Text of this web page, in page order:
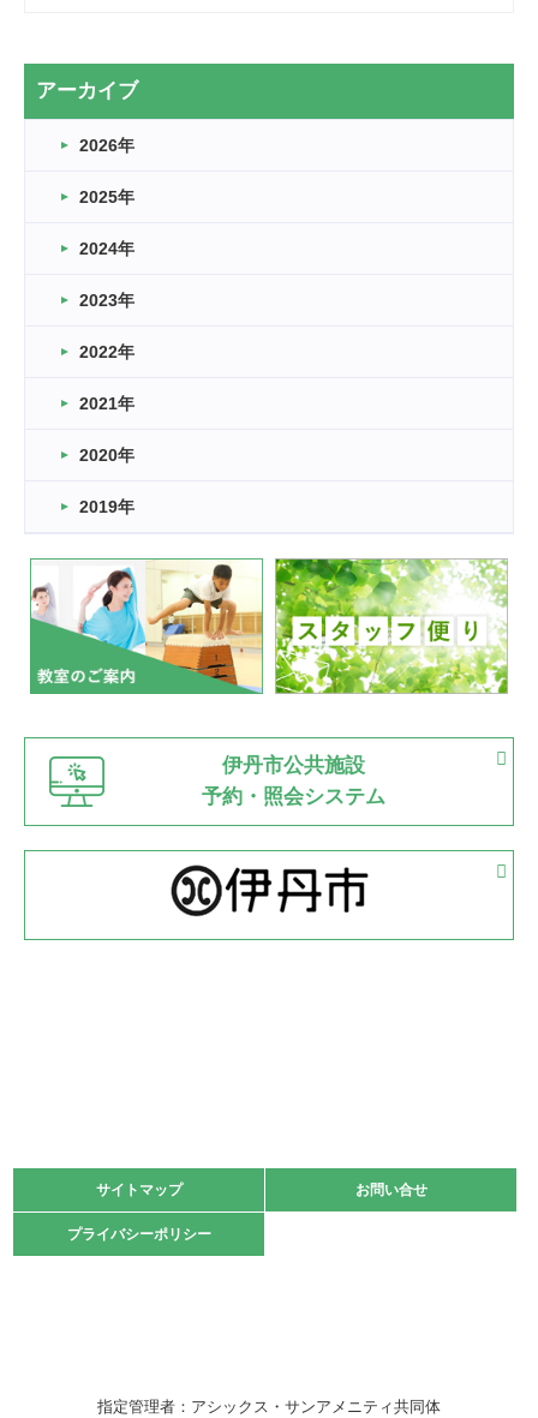
2026.03.20
なぎなた
2026.03.16
車いすバスケとRくんのお話
卒業・卒園の季節★
2026.03.11
緑ケ丘体育館
2022.11.03
緑ケ丘体育館
いたっぼーる大会☆彡
緑ケ丘体育館
2022.07.03
市内総合体育大会が開始
緑ケ丘体育館 猪名川運動広場
古池運動広場
2022.06.12
県知事杯争奪バレーボール大会が開催
緑ケ丘体育館
2022.05.05
体育協会長杯 バドミントン競技の部
2022.05.22
緑ケ丘体育館
2021.10.23
卓球選手権大会ラージボールの部開催☆
アーカイブ
2026年
2025年
2024年
2023年
2022年
2021年
2020年
2019年
伊丹市公共施設
予約・照会システム
サイトマップ お問い合せ
プライバシーポリシー
サイトマップ お問い合せ
プライバシーポリシー
指定管理者：アシックス・サンアメニティ共同体